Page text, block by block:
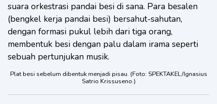
suara orkestrasi pandai besi di sana. Para besalen
(bengkel kerja pandai besi) bersahut-sahutan,
dengan formasi pukul lebih dari tiga orang,
membentuk besi dengan palu dalam irama seperti
sebuah pertunjukan musik.
Plat besi sebelum dibentuk menjadi pisau. (Foto: SPEKTAKEL/Ignasius
Satrio Krissuseno.)